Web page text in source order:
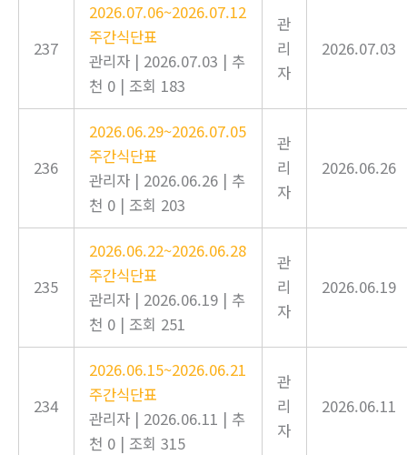
237
2026.07.06~2026.07.12
주간식단표
관리자 | 2026.07.03 | 추
천 0 | 조회 183
관
리
자
2026.07.03
236
2026.06.29~2026.07.05
주간식단표
관리자 | 2026.06.26 | 추
천 0 | 조회 203
관
리
자
2026.06.26
235
2026.06.22~2026.06.28
주간식단표
관리자 | 2026.06.19 | 추
천 0 | 조회 251
관
리
자
2026.06.19
234
2026.06.15~2026.06.21
주간식단표
관리자 | 2026.06.11 | 추
천 0 | 조회 315
관
리
자
2026.06.11